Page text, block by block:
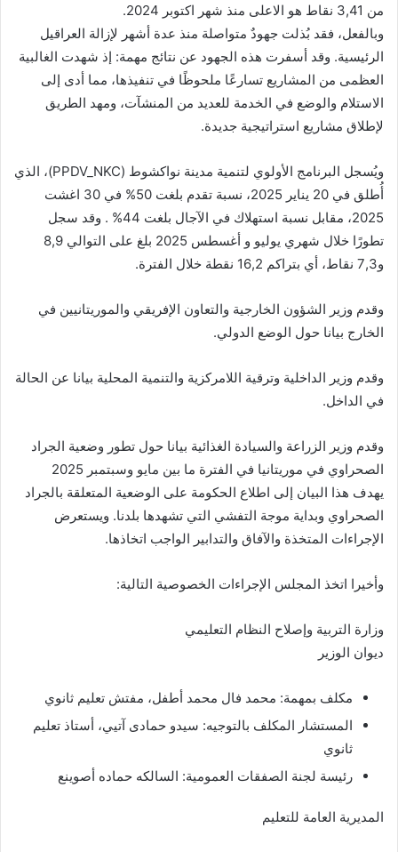
من 3,41 نقاط هو الاعلى منذ شهر اكتوبر 2024.
وبالفعل، فقد بُذلت جهودٌ متواصلة منذ عدة أشهر لإزالة العراقيل
الرئيسية. وقد أسفرت هذه الجهود عن نتائج مهمة: إذ شهدت الغالبية
العظمى من المشاريع تسارعًا ملحوظًا في تنفيذها، مما أدى إلى
الاستلام والوضع في الخدمة للعديد من المنشآت، ومهد الطريق
لإطلاق مشاريع استراتيجية جديدة.
ويُسجل البرنامج الأولوي لتنمية مدينة نواكشوط (PPDV_NKC)، الذي
أُطلق في 20 يناير 2025، نسبة تقدم بلغت 50% في 30 اغشت
2025، مقابل نسبة استهلاك في الآجال بلغت 44% . وقد سجل
تطورًا خلال شهري يوليو و أغسطس 2025 بلغ على التوالي 8,9
و7,3 نقاط، أي بتراكم 16,2 نقطة خلال الفترة.
وقدم وزير الشؤون الخارجية والتعاون الإفريقي والموريتانيين في
الخارج بيانا حول الوضع الدولي.
وقدم وزير الداخلية وترقية اللامركزية والتنمية المحلية بيانا عن الحالة
في الداخل.
وقدم وزير الزراعة والسيادة الغذائية بيانا حول تطور وضعية الجراد
الصحراوي في موريتانيا في الفترة ما بين مايو وسبتمبر 2025
يهدف هذا البيان إلى اطلاع الحكومة على الوضعية المتعلقة بالجراد
الصحراوي وبداية موجة التفشي التي تشهدها بلدنا. ويستعرض
الإجراءات المتخذة والآفاق والتدابير الواجب اتخاذها.
وأخيرا اتخذ المجلس الإجراءات الخصوصية التالية:
وزارة التربية وإصلاح النظام التعليمي
ديوان الوزير
مكلف بمهمة: محمد فال محمد أطفل، مفتش تعليم ثانوي
المستشار المكلف بالتوجيه: سيدو حمادى آتيي، أستاذ تعليم
ثانوي
رئيسة لجنة الصفقات العمومية: السالكه حماده أصوينع
المديرية العامة للتعليم